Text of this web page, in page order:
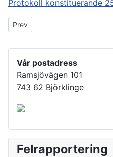
Protokoll konstituerande
Previous article: Protokoll
Prev
Vår postadress
Ramsjövägen 101
743 62 Björklinge
Felrapportering